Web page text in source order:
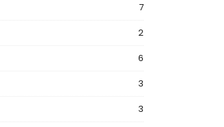
7
2
6
3
3